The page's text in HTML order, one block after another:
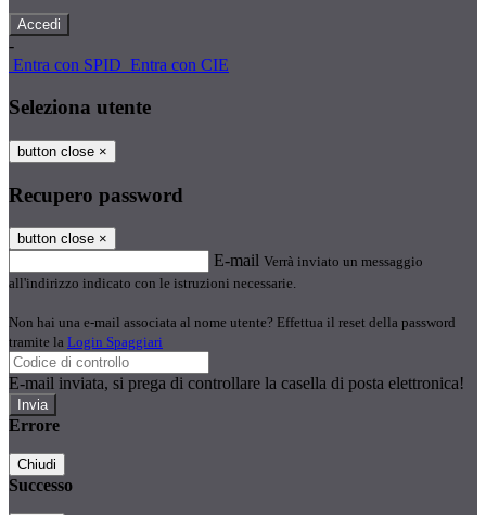
-
Entra con SPID Entra con CIE
Seleziona utente
button close ×
Recupero password
button close ×
E-mail Verrà inviato un messaggio
all'indirizzo indicato con le istruzioni necessarie.
Non hai una e-mail associata al nome utente? Effettua il reset della password
tramite la Login Spaggiari
E-mail inviata, si prega di controllare la casella di posta elettronica!
Errore
Chiudi
Successo